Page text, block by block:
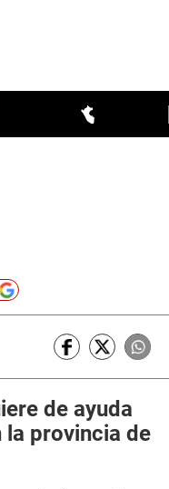
de ayuda
la provincia de